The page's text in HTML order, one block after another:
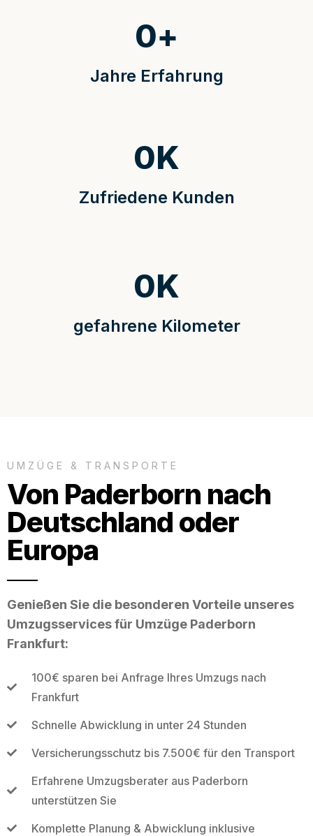
Jahre Erfahrung
0+
Zufriedene Kunden
0K
gefahrene Kilometer
0K
UMZÜGE & TRANSPORTE
Von Paderborn nach
Deutschland oder
Europa
Genießen Sie die besonderen Vorteile unseres
Umzugsservices für Umzüge Paderborn
Frankfurt:
100€ sparen bei Anfrage Ihres Umzugs nach
Frankfurt
Schnelle Abwicklung in unter 24 Stunden
Versicherungsschutz bis 7.500€ für den Transport
Erfahrene Umzugsberater aus Paderborn
unterstützen Sie
Komplette Planung & Abwicklung inklusive